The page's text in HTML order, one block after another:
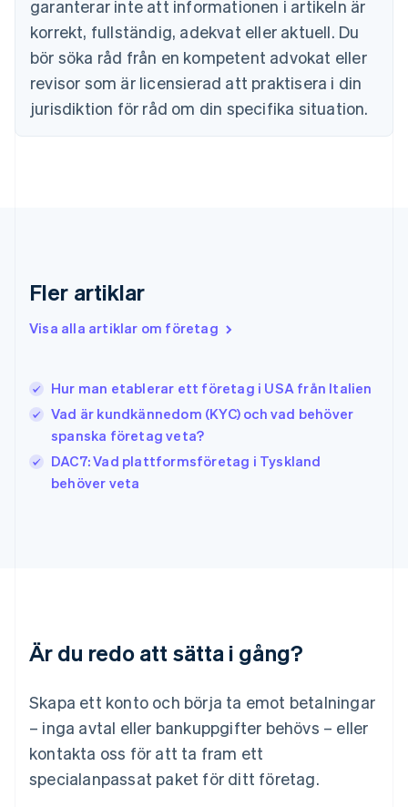
garanterar inte att informationen i artikeln är
korrekt, fullständig, adekvat eller aktuell. Du
bör söka råd från en kompetent advokat eller
revisor som är licensierad att praktisera i din
jurisdiktion för råd om din specifika situation.
Fler artiklar
Visa alla artiklar om företag
Hur man etablerar ett företag i USA från Italien
Vad är kundkännedom (KYC) och vad behöver
spanska företag veta?
DAC7: Vad plattformsföretag i Tyskland
behöver veta
Är du redo att sätta i gång?
Skapa ett konto och börja ta emot betalningar
– inga avtal eller bankuppgifter behövs – eller
kontakta oss för att ta fram ett
specialanpassat paket för ditt företag.
Fastlandskina
简体中文English
Finland
Frankrike
FrançaisEnglish
English
English
Japan
日本語 English
EnglishFrançais
Kroatien
EnglishItaliano
Malaysia
English
Mexiko
Nederländerna
NederlandsEnglish